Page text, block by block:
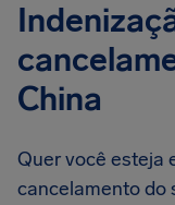
China
Quer você esteja
cancelamento do